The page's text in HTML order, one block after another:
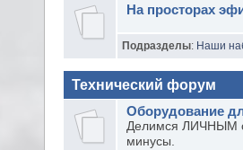
На просторах
Подразделы: Наши
Технический форум
Оборудование
Делимся ЛИЧНЫМ
минусы.